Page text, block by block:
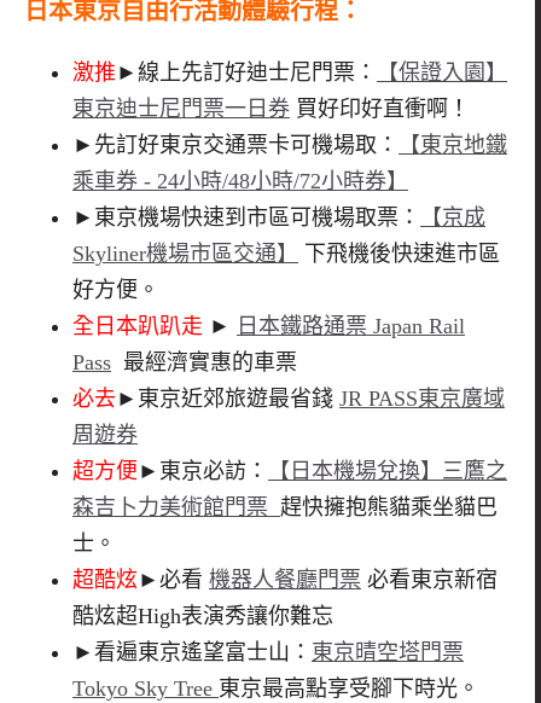
日本東京自由行活動體驗行程：
激推►線上先訂好迪士尼門票：
【保證入園】
東京迪士尼門票一日券 買好印好直衝啊！
►先訂好東京交通票卡可機場取：
【東京地鐵
乘車券 - 24小時/48小時/72小時券】
►東京機場快速到市區可機場取票：
【京成
Skyliner機場市區交通】
下飛機後快速進市區
好方便。
全日本趴趴走 ►
日本鐵路通票 Japan Rail
Pass 最經濟實惠的車票
必去►東京近郊旅遊最省錢 JR PASS東京廣域
周遊券
超方便 ►東京必訪：
【日本機場兌換】三鷹之
森吉卜力美術館門票 趕快擁抱熊貓乘坐貓巴
士。
超酷炫►必看 機器人餐廳門票 必看東京新宿
酷炫超High表演秀讓你難忘
►看遍東京遙望富士山： 東京晴空塔門票
Tokyo Sky Tree 東京最高點享受腳下時光。